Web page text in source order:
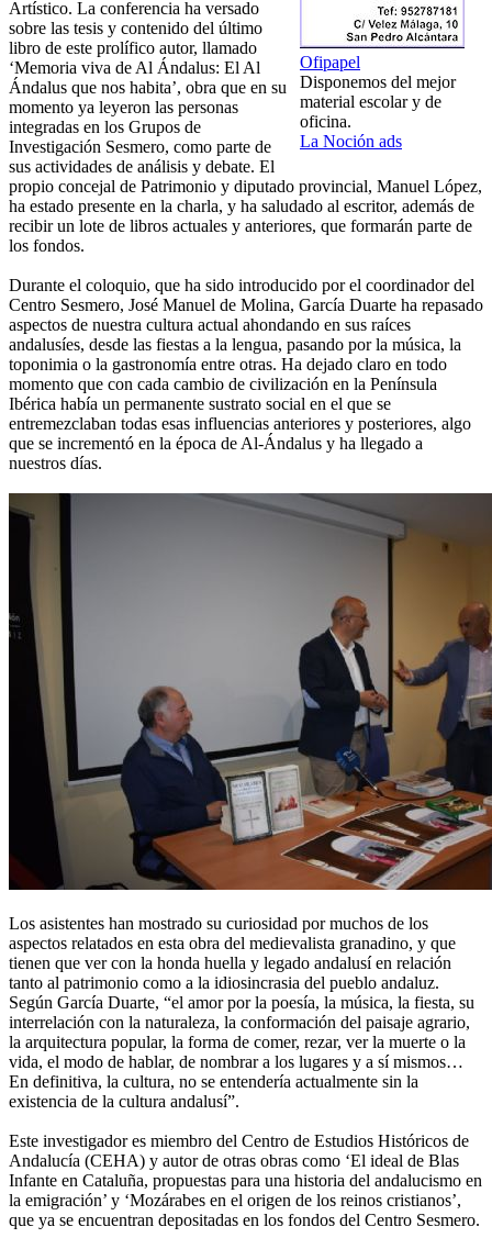
Ofipapel
Disponemos del mejor
material escolar y de
oficina.
La Noción ads
Artístico. La conferencia ha versado
sobre las tesis y contenido del último
libro de este prolífico autor, llamado
‘Memoria viva de Al Ándalus: El Al
Ándalus que nos habita’, obra que en su
momento ya leyeron las personas
integradas en los Grupos de
Investigación Sesmero, como parte de
sus actividades de análisis y debate. El
propio concejal de Patrimonio y diputado provincial, Manuel López,
ha estado presente en la charla, y ha saludado al escritor, además de
recibir un lote de libros actuales y anteriores, que formarán parte de
los fondos.
Durante el coloquio, que ha sido introducido por el coordinador del
Centro Sesmero, José Manuel de Molina, García Duarte ha repasado
aspectos de nuestra cultura actual ahondando en sus raíces
andalusíes, desde las fiestas a la lengua, pasando por la música, la
toponimia o la gastronomía entre otras. Ha dejado claro en todo
momento que con cada cambio de civilización en la Península
Ibérica había un permanente sustrato social en el que se
entremezclaban todas esas influencias anteriores y posteriores, algo
que se incrementó en la época de Al-Ándalus y ha llegado a
nuestros días.
Los asistentes han mostrado su curiosidad por muchos de los
aspectos relatados en esta obra del medievalista granadino, y que
tienen que ver con la honda huella y legado andalusí en relación
tanto al patrimonio como a la idiosincrasia del pueblo andaluz.
Según García Duarte, “el amor por la poesía, la música, la fiesta, su
interrelación con la naturaleza, la conformación del paisaje agrario,
la arquitectura popular, la forma de comer, rezar, ver la muerte o la
vida, el modo de hablar, de nombrar a los lugares y a sí mismos…
En definitiva, la cultura, no se entendería actualmente sin la
existencia de la cultura andalusí”.
Este investigador es miembro del Centro de Estudios Históricos de
Andalucía (CEHA) y autor de otras obras como ‘El ideal de Blas
Infante en Cataluña, propuestas para una historia del andalucismo en
la emigración’ y ‘Mozárabes en el origen de los reinos cristianos’,
que ya se encuentran depositadas en los fondos del Centro Sesmero.